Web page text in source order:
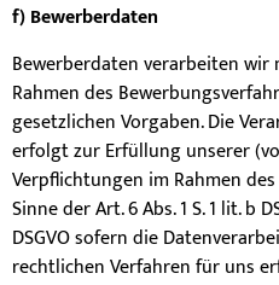
f) Bewerberdaten
Bewerberdaten verarbeiten wir
Rahmen des
gesetzlichen Vorgaben. Die
erfolgt zur Erfüllung unserer
Verpflichtungen im Rahmen
Sinne der Art. 6 Abs. 1 S. 1 lit. b
DSGVO sofern die
rechtlichen Verfahren für uns